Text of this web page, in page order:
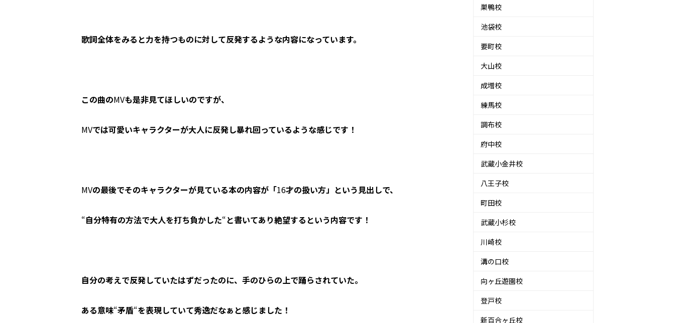
歌詞全体をみると力を持つものに対して反発するような内容になっています。
この曲のMVも是非見てほしいのですが、
MVでは可愛いキャラクターが大人に反発し暴れ回っているような感じです！
MVの最後でそのキャラクターが見ている本の内容が「16才の扱い方」という見出しで、
“自分特有の方法で大人を打ち負かした“と書いてあり絶望するという内容です！
自分の考えで反発していたはずだったのに、手のひらの上で踊らされていた。
ある意味“矛盾“を表現していて秀逸だなぁと感じました！
巣鴨校
池袋校
要町校
大山校
成増校
練馬校
調布校
府中校
武蔵小金井校
八王子校
町田校
武蔵小杉校
川崎校
溝の口校
向ヶ丘遊園校
登戸校
新百合ヶ丘校